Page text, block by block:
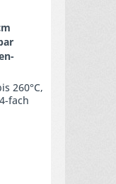
260°C,
fach